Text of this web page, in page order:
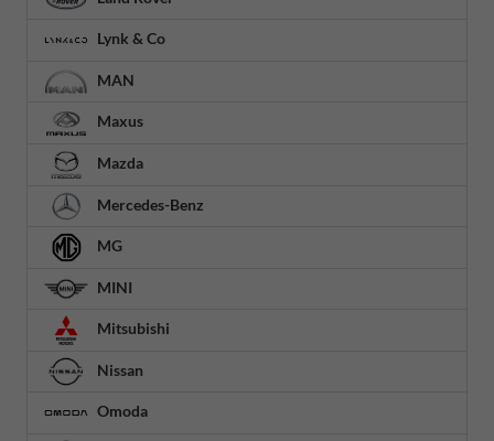
Lynk & Co
MAN
Maxus
Mazda
Mercedes-Benz
MG
MINI
Mitsubishi
Nissan
Omoda